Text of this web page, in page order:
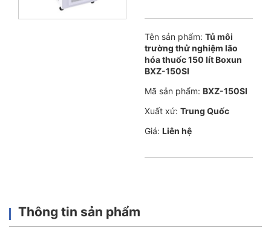
Tên sản phẩm: Tủ môi
trường thử nghiệm lão
hóa thuốc 150 lít Boxun
BXZ-150SI
Mã sản phẩm: BXZ-150SI
Xuất xứ: Trung Quốc
Giá: Liên hệ
Thông tin sản phẩm